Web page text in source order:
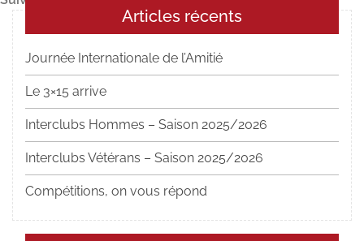
l’article
suivant
Articles récents
Journée Internationale de l’Amitié
Le 3×15 arrive
Interclubs Hommes – Saison 2025/2026
Interclubs Vétérans – Saison 2025/2026
Compétitions, on vous répond